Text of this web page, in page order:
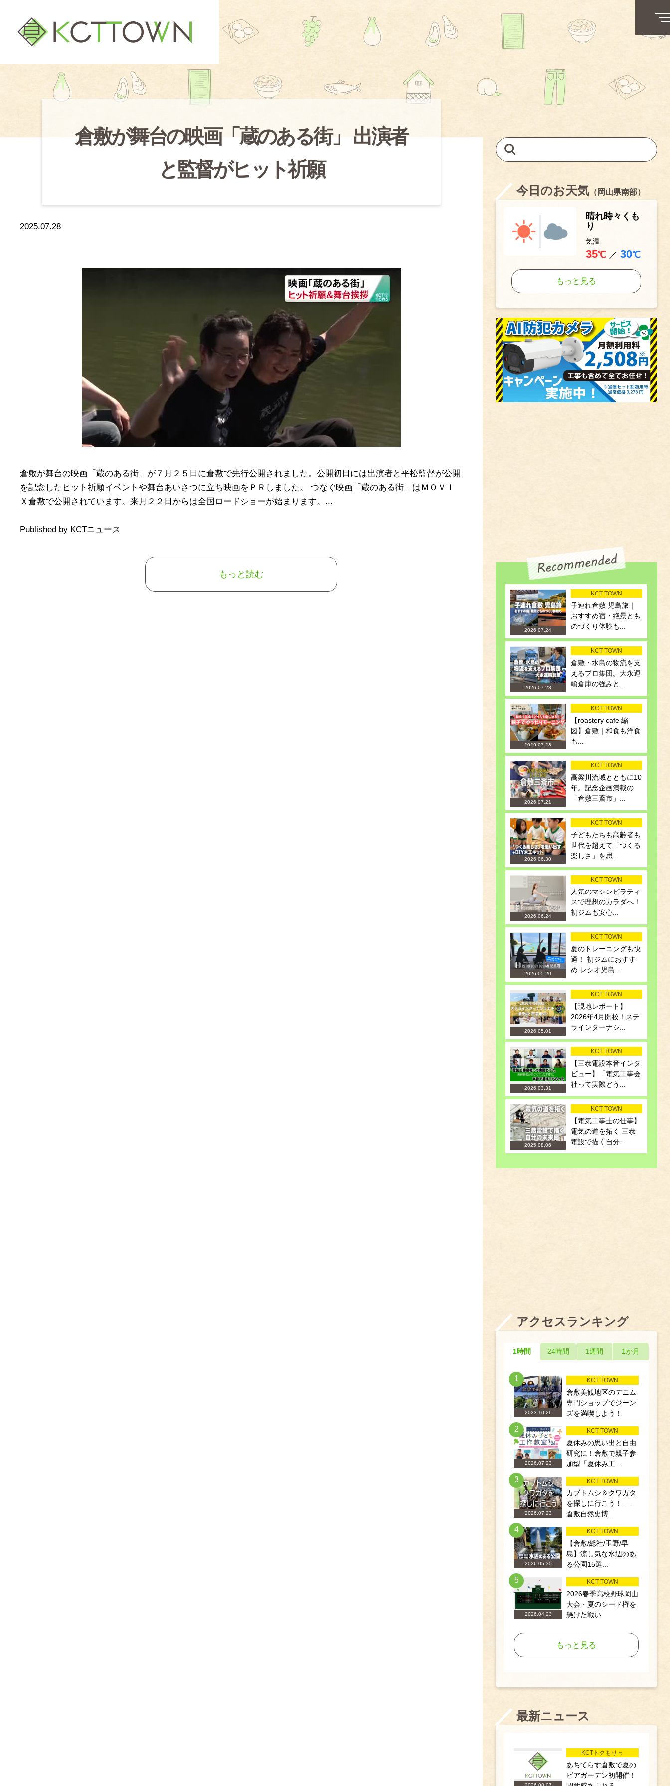
倉敷が舞台の映画「蔵のある街」 出演者
と監督がヒット祈願
2025.07.28
倉敷が舞台の映画「蔵のある街」が７月２５日に倉敷で先行公開されました。公開初日には出演者と平松監督が公開
を記念したヒット祈願イベントや舞台あいさつに立ち映画をＰＲしました。 つなぐ映画「蔵のある街」はＭＯＶＩ
Ｘ倉敷で公開されています。来月２２日からは全国ロードショーが始まります。...
Published by KCTニュース
もっと読む
今日のお天気 （岡山県南部）
晴れ時々くも
り
気温
35℃／ 30℃
もっと見る
2026.07.24
KCT TOWN
子連れ倉敷 児島旅｜
おすすめ宿・絶景とも
のづくり体験も...
2026.07.23
KCT TOWN
倉敷・水島の物流を支
えるプロ集団。大永運
輸倉庫の強みと...
2026.07.23
KCT TOWN
【roastery cafe 縮
図】倉敷｜和食も洋食
も...
2026.07.21
KCT TOWN
高梁川流域とともに10
年。記念企画満載の
「倉敷三斎市」...
2026.06.30
KCT TOWN
子どもたちも高齢者も
世代を超えて「つくる
楽しさ」を思...
2026.06.24
KCT TOWN
人気のマシンピラティ
スで理想のカラダへ！
初ジムも安心...
2026.05.20
KCT TOWN
夏のトレーニングも快
適！ 初ジムにおすす
め レシオ児島...
2026.05.01
KCT TOWN
【現地レポート】
2026年4月開校！ステ
ラインターナシ...
2026.03.31
KCT TOWN
【三恭電設本音インタ
ビュー】「電気工事会
社って実際どう...
2025.08.06
KCT TOWN
【電気工事士の仕事】
電気の道を拓く 三恭
電設で描く自分...
アクセスランキング
1時間 24時間 1週間 1か月
1
2023.10.26
KCT TOWN
倉敷美観地区のデニム
専門ショップでジーン
ズを満喫しよう！
2
2026.07.23
KCT TOWN
夏休みの思い出と自由
研究に！倉敷で親子参
加型「夏休み工...
3
2026.07.23
KCT TOWN
カブトムシ＆クワガタ
を探しに行こう！ ―
倉敷自然史博...
4
2026.05.30
KCT TOWN
【倉敷/総社/玉野/早
島】涼し気な水辺のあ
る公園15選...
5
2026.04.23
KCT TOWN
2026春季高校野球岡山
大会・夏のシード権を
懸けた戦い
もっと見る
最新ニュース
KCTトクもりっ
あちてらす倉敷で夏の
ビアガーデン初開催！